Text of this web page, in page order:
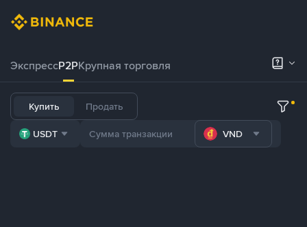
ЭкспрессP2PКрупная торговля
Купить Продать
USDT VND